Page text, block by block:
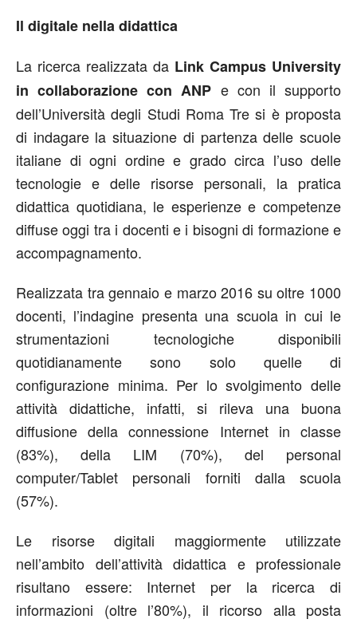
Il digitale nella didattica
La ricerca realizzata da Link Campus University
in collaborazione con ANP e con il supporto
dell’Università degli Studi Roma Tre si è proposta
di indagare la situazione di partenza delle scuole
italiane di ogni ordine e grado circa l’uso delle
tecnologie e delle risorse personali, la pratica
didattica quotidiana, le esperienze e competenze
diffuse oggi tra i docenti e i bisogni di formazione e
accompagnamento.
Realizzata tra gennaio e marzo 2016 su oltre 1000
docenti, l’indagine presenta una scuola in cui le
strumentazioni tecnologiche disponibili
quotidianamente sono solo quelle di
configurazione minima. Per lo svolgimento delle
attività didattiche, infatti, si rileva una buona
diffusione della connessione Internet in classe
(83%), della LIM (70%), del personal
computer/Tablet personali forniti dalla scuola
(57%).
Le risorse digitali maggiormente utilizzate
nell’ambito dell’attività didattica e professionale
risultano essere: Internet per la ricerca di
informazioni (oltre l’80%), il ricorso alla posta